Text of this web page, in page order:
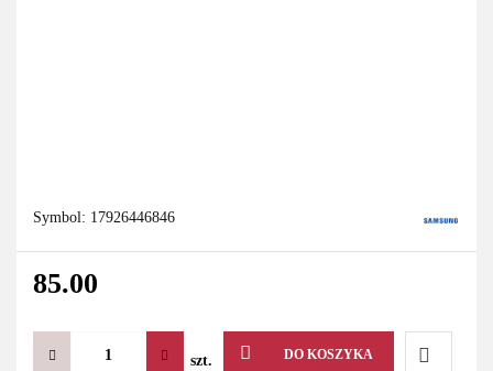
Symbol: 17926446846
85.00
szt. DO KOSZYKA